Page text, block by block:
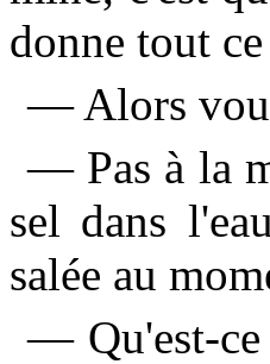
donne tout
— Alors
— Pas à la
sel dans
salée au
— Qu'est-ce